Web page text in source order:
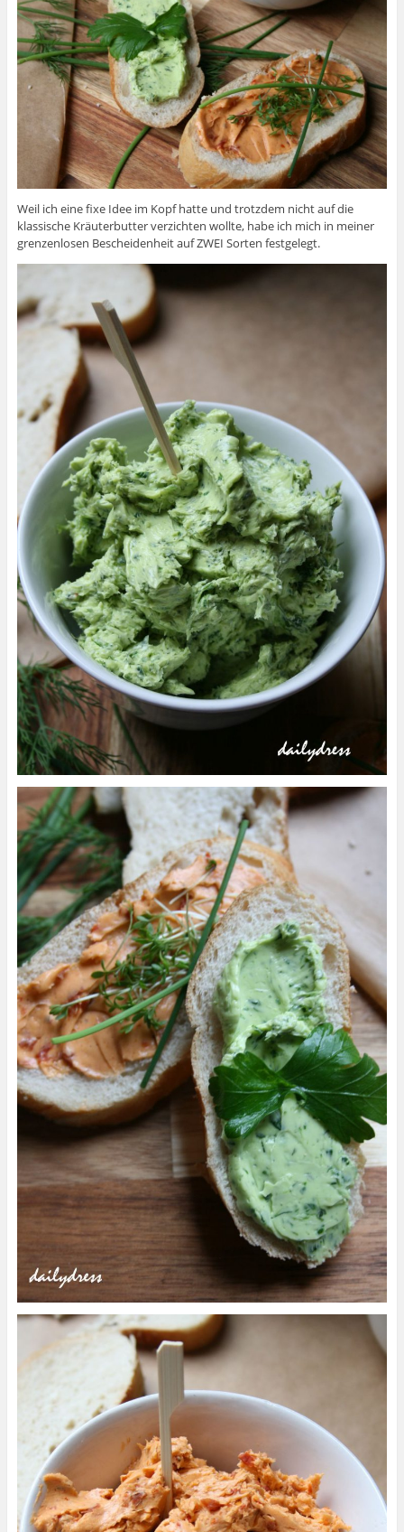
Weil ich eine fixe Idee im Kopf hatte und trotzdem nicht auf die
klassische Kräuterbutter verzichten wollte, habe ich mich in meiner
grenzenlosen Bescheidenheit auf ZWEI Sorten festgelegt.